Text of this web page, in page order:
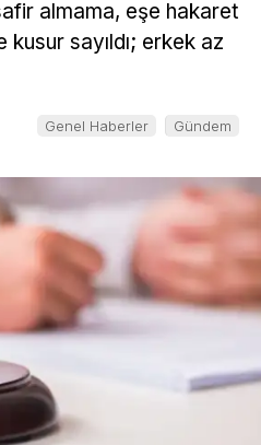
almama, eşe hakaret
sayıldı; erkek az
Genel Haberler Gündem